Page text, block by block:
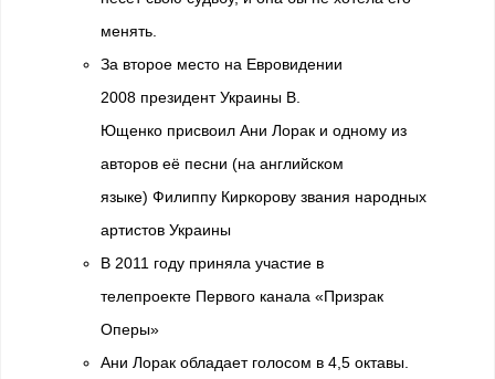
менять.
За второе место на Евровидении
2008 президент Украины В.
Ющенко присвоил Ани Лорак и одному из
авторов её песни (на английском
языке) Филиппу Киркорову звания народных
артистов Украины
В 2011 году приняла участие в
телепроекте Первого канала «Призрак
Оперы»
Ани Лорак обладает голосом в 4,5 октавы.